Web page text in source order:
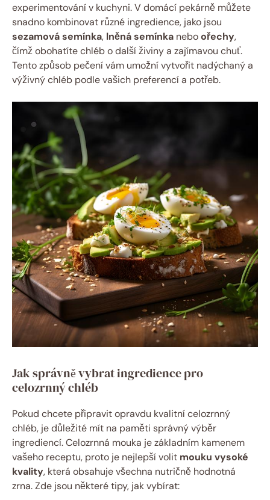
experimentování v kuchyni. V domácí pekárně můžete
snadno kombinovat různé ingredience, jako jsou
sezamová semínka, lněná semínka neboořechy,
čímž obohatíte chléb o další živiny a zajímavou chuť.
Tento způsob pečení vám umožní vytvořit nadýchaný a
výživný chléb podle vašich preferencí a potřeb.
Jak správně vybrat ingredience pro
celozrnný chléb
Pokud chcete připravit opravdu kvalitní celozrnný
chléb, je důležité mít na paměti správný výběr
ingrediencí. Celozrnná mouka je základním kamenem
vašeho receptu, proto je nejlepší volit mouku vysoké
kvality, která obsahuje všechna nutričně hodnotná
zrna. Zde jsou některé tipy, jak vybírat: